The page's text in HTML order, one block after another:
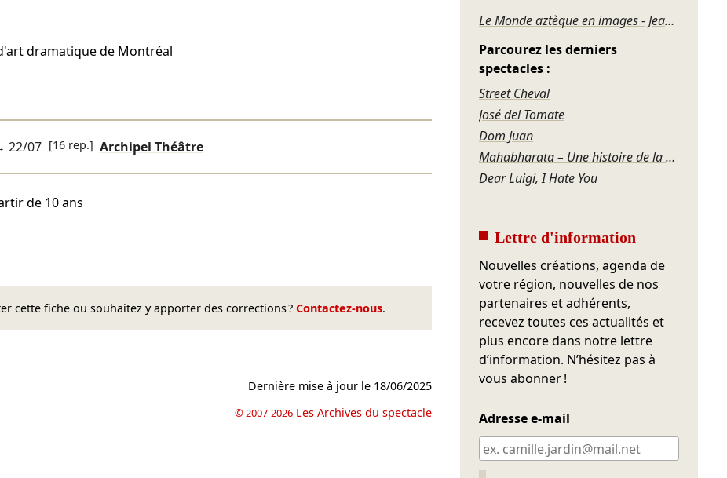
dramatique de Montréal
22/07 [16 rep.] Archipel Théâtre
de 10 ans
cette fiche ou souhaitez y apporter des corrections ? Contactez-nous.
Dernière mise à jour le 18/06/2025
© 2007-2026 Les Archives du spectacle
Le Monde aztèque en images - Jean-Paul Duviols
Parcourez les derniers
spectacles :
Street Cheval
José del Tomate
Dom Juan
Mahabharata – Une histoire de la violence
Dear Luigi, I Hate You
Lettre d'information
Nouvelles créations, agenda de
votre région, nouvelles de nos
partenaires et adhérents,
recevez toutes ces actualités et
plus encore dans notre lettre
d’information. N’hésitez pas à
vous abonner !
Adresse e-mail